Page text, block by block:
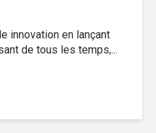
innovation en lançant
de tous les temps,...